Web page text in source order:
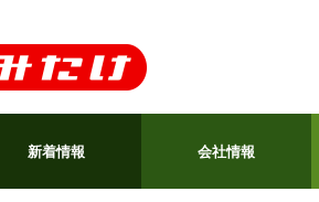
新着情報 会社情報